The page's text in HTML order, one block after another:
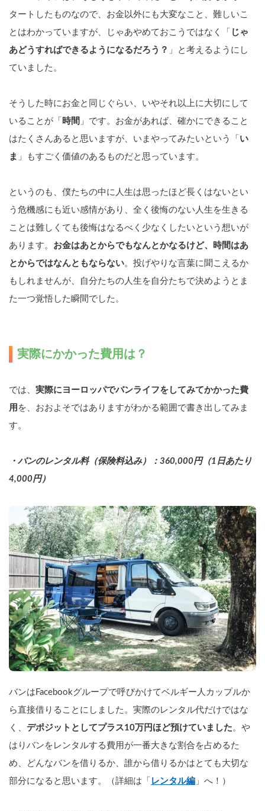
タートしたものなので、お金以外にも大変なこと、難しいこ
とはわかっていますが、じゃあやめておこうではなく「 じゃ
あどうすればできるようになるだろう？ 」と考えるようにし
ていました。
そうした時にお金と同じぐらい、いやそれ以上に大切にして
いることが「 時間 」です。お金があれば、確かにできること
はたくさんあると思いますが、いまやってみたいという「 い
ま 」もすごく価値のあるものだと思っています。
というのも、僕たちの中に人生は思ったほど長くはないとい
う危機感にも近い感情があり、全く後悔のない人生を生きる
ことは難しくても後悔はなるべく少なくしたいという想いが
あります。 お金はあとからでもなんとかなるけど、時間はあ
とからではなんともならない。投げやりな言葉に聞こえるか
もしれませんが、自分たちの人生を自分たちで決めようとま
た一つ覚悟した瞬間でした。
実際にかかった費用は？
では、 実際にヨーロッパでバンライフをしてみてかかった費
用 を、おおよそではありますがわかる範囲で書き出してみま
す。
・バンのレンタル料（保険料込み）：360,000円（1日あたり
4,000円）
バンはFacebookグループで呼びかけてベルギー人カップルか
ら直接借りることにしました。実際のレンタル代だけではな
く、 デポジットとしてプラス10万円ほど預けていました 。や
はりバンをレンタルする費用が一番大きな割合を占めるた
め、どんなバンを借りるか、誰から借りるかはとても大切な
部分になると思います。（詳細は「 レンタル編 」へ！）